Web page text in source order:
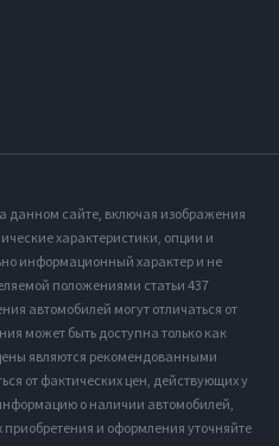
данном сайте, включая изображения
характеристики, опции и
информационный характер и не
положениями статьи 437
автомобилей могут отличаться от
может быть доступна только как
являются рекомендованными
от фактических цен, действующих у
о наличии автомобилей,
и оформления уточняйте